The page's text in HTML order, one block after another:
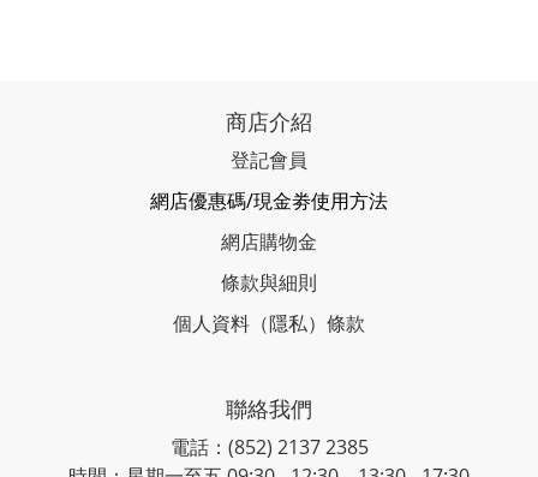
商店介紹
登記會員
網店優惠碼/現金劵使用方法
網店購物金
條款與細則
個人資料（隱私）條款
聯絡我們
電話：(852) 2137 2385